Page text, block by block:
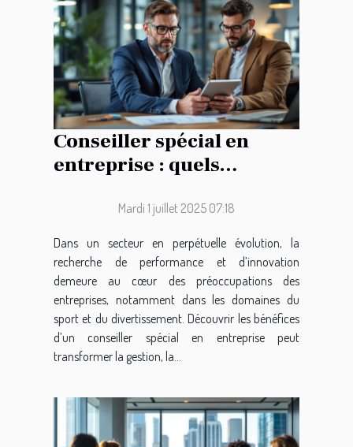
Conseiller spécial en
entreprise : quels
secteurs sportif et de
divertissement ?
Mardi 1 juillet 2025 07:18
Dans un secteur en perpétuelle évolution, la
recherche de performance et d’innovation
demeure au cœur des préoccupations des
entreprises, notamment dans les domaines du
sport et du divertissement. Découvrir les bénéfices
d’un conseiller spécial en entreprise peut
transformer la gestion, la...